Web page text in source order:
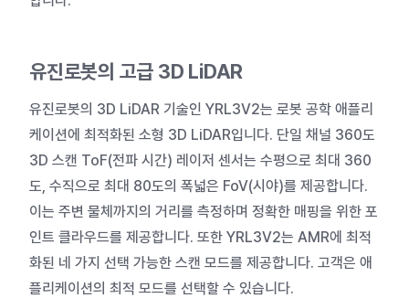
유진로봇의 고급 3D LiDAR
유진로봇의 3D LiDAR 기술인 YRL3V2는 로봇 공학 애플리
케이션에 최적화된 소형 3D LiDAR입니다. 단일 채널 360도
3D 스캔 ToF(전파 시간) 레이저 센서는 수평으로 최대 360
도, 수직으로 최대 80도의 폭넓은 FoV(시야)를 제공합니다.
이는 주변 물체까지의 거리를 측정하며 정확한 매핑을 위한 포
인트 클라우드를 제공합니다. 또한 YRL3V2는 AMR에 최적
화된 네 가지 선택 가능한 스캔 모드를 제공합니다. 고객은 애
플리케이션의 최적 모드를 선택할 수 있습니다.